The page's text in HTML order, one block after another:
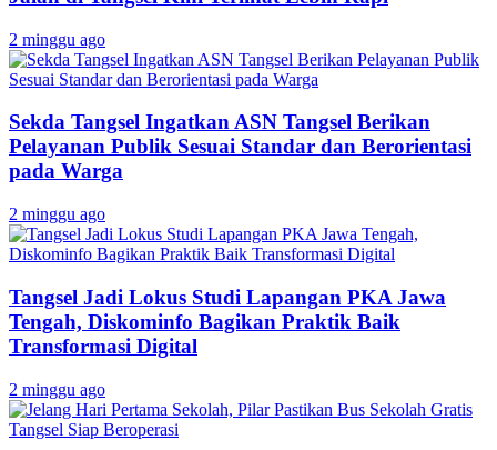
2 minggu ago
Sekda Tangsel Ingatkan ASN Tangsel Berikan
Pelayanan Publik Sesuai Standar dan Berorientasi
pada Warga
2 minggu ago
Tangsel Jadi Lokus Studi Lapangan PKA Jawa
Tengah, Diskominfo Bagikan Praktik Baik
Transformasi Digital
2 minggu ago